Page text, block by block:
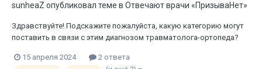
sunheaZ опубликовал теме в Отвечают врачи «ПризываНет»
Здравствуйте! Подскажите пожалуйста, какую категорию могут
поставить в связи с этим диагнозом травматолога-ортопеда?
15 апреля 2024 2 ответа